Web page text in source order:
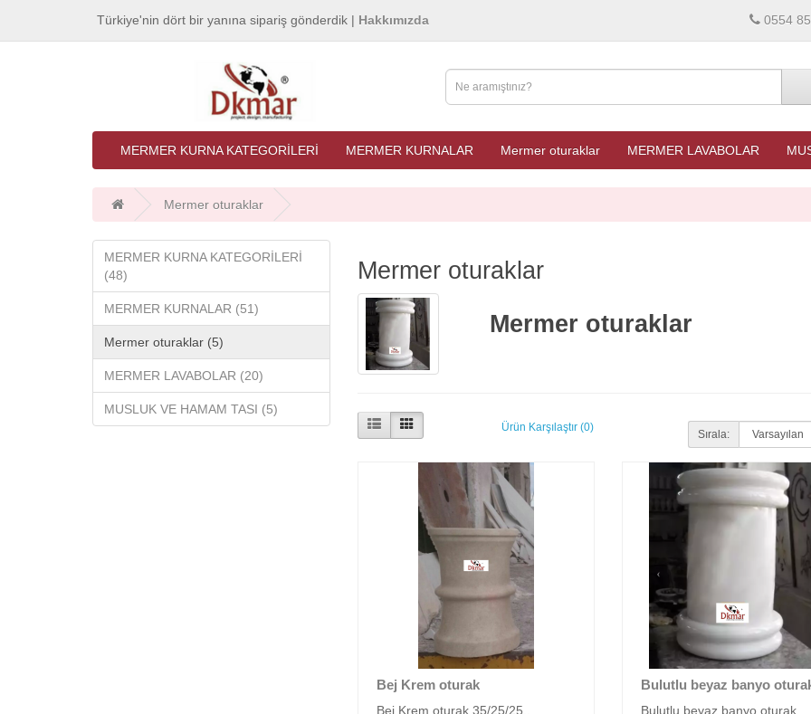
Türkiye'nin dört bir yanına sipariş gönderdik | Hakkımızda 0554
MERMER KURNA KATEGORİLERİ MERMER KURNALAR Mermer oturaklar MERMER LAVABOLAR
Mermer oturaklar
MERMER KURNA KATEGORİLERİ
(48)
MERMER KURNALAR (51)
Mermer oturaklar (5)
MERMER LAVABOLAR (20)
MUSLUK VE HAMAM TASI (5)
Mermer oturaklar
Mermer oturaklar
Ürün Karşılaştır (0)
Sırala:
Bej Krem oturak
Bej Krem oturak 35/25/25..
Bulutlu beyaz banyo
Bulutlu beyaz banyo oturak